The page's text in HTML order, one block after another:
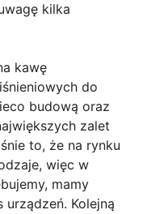
kilka
kawę
do
budową oraz
zalet
to, że na rynku
więc w
mamy
Kolejną